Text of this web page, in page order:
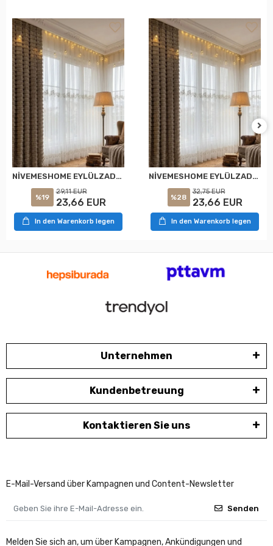
NİVEMESHOME EYLÜLZADE GOLD DETAY 1/2,5 PİLELİ TÜL PERDE APM
%19
29,11 EUR
23,66 EUR
In den Warenkorb legen
NİVEMESHOME EYLÜLZADE GOLD DETAY 1/3 PİLELİ TÜL PERDE APM
%28
32,75 EUR
23,66 EUR
In den Warenkorb legen
Unternehmen
Kundenbetreuung
Kontaktieren Sie uns
E-Mail-Versand über Kampagnen und Content-Newsletter
Senden
Melden Sie sich an, um über Kampagnen, Ankündigungen und